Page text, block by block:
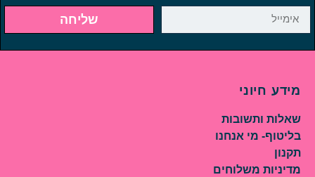
שליחה
מידע חיוני
שאלות ותשובות
בליטוף- מי אנחנו
תקנון
מדיניות משלוחים